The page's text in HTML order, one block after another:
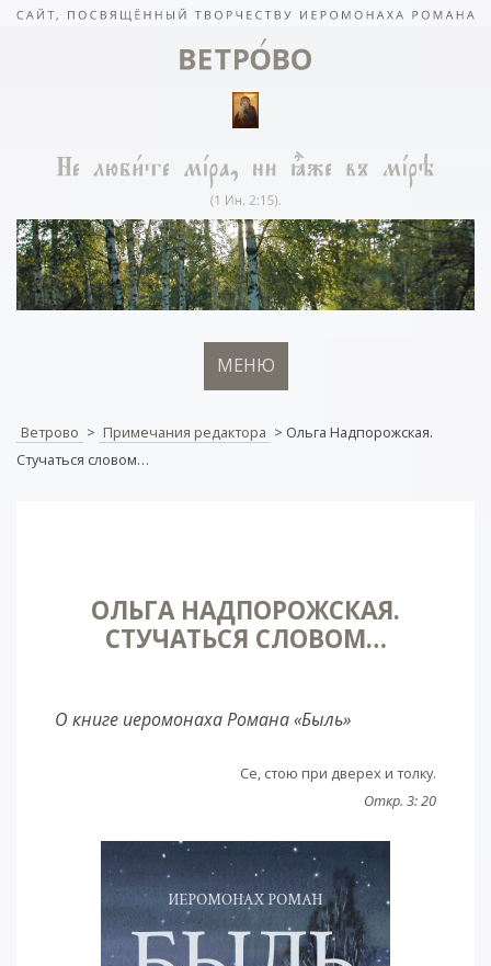
МЕНЮ
Ветрово > Примечания редактора > Ольга Надпорожская.
Стучаться словом…
ОЛЬГА НАДПОРОЖСКАЯ.
СТУЧАТЬСЯ СЛОВОМ…
О книге иеромонаха Романа «Быль»
Се, стою при дверех и толку.
Откр. 3: 20